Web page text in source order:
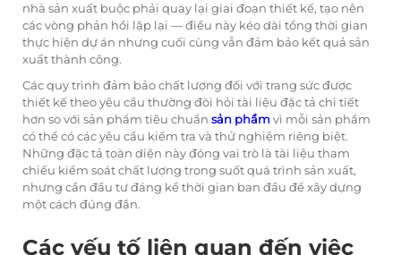
nhà sản xuất buộc phải quay lại giai đoạn thiết kế, tạo nên
các vòng phản hồi lặp lại — điều này kéo dài tổng thời gian
thực hiện dự án nhưng cuối cùng vẫn đảm bảo kết quả sản
xuất thành công.
Các quy trình đảm bảo chất lượng đối với trang sức được
thiết kế theo yêu cầu thường đòi hỏi tài liệu đặc tả chi tiết
hơn so với sản phẩm tiêu chuẩn sản phẩmvì mỗi sản phẩm
có thể có các yêu cầu kiểm tra và thử nghiệm riêng biệt.
Những đặc tả toàn diện này đóng vai trò là tài liệu tham
chiếu kiểm soát chất lượng trong suốt quá trình sản xuất,
nhưng cần đầu tư đáng kể thời gian ban đầu để xây dựng
một cách đúng đắn.
Các yếu tố liên quan đến việc